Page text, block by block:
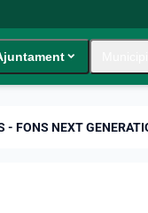
expand_more
- FONS NEXT